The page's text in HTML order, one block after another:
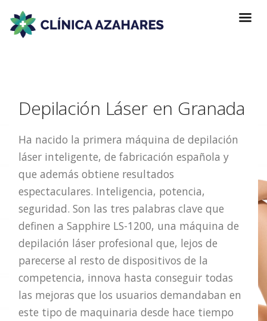
Depilación Láser en Granada
Ha nacido la primera máquina de depilación
láser inteligente, de fabricación española y
que además obtiene resultados
espectaculares. Inteligencia, potencia,
seguridad. Son las tres palabras clave que
definen a Sapphire LS-1200, una máquina de
depilación láser profesional que, lejos de
parecerse al resto de dispositivos de la
competencia, innova hasta conseguir todas
las mejoras que los usuarios demandaban en
este tipo de maquinaria desde hace tiempo